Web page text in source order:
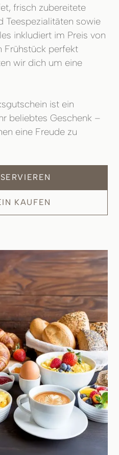
frisch zubereitete
Teespezialitäten sowie
inkludiert im Preis von
Frühstück perfekt
wir dich um eine
ist ein
beliebtes Geschenk –
eine Freude zu
KAUFEN